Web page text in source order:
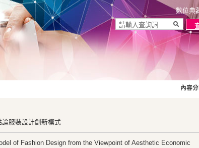
數位典
服裝設計創新模式
of Fashion Design from the Viewpoint of Aesthetic Economic
內容分